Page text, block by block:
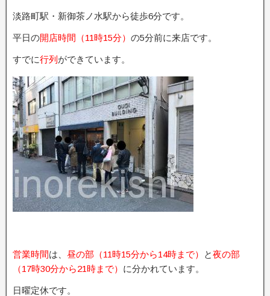
淡路町駅・新御茶ノ水駅から徒歩6分です。
平日の開店時間（11時15分） の5分前に来店です。
すでに行列 ができています。
営業時間は、 昼の部（11時15分から14時まで） と夜の部
（17時30分から21時まで） に分かれています。
日曜定休です。